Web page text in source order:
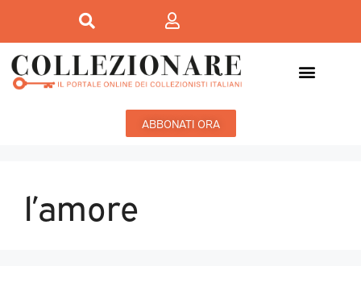
ABBONATI ORA
l’amore